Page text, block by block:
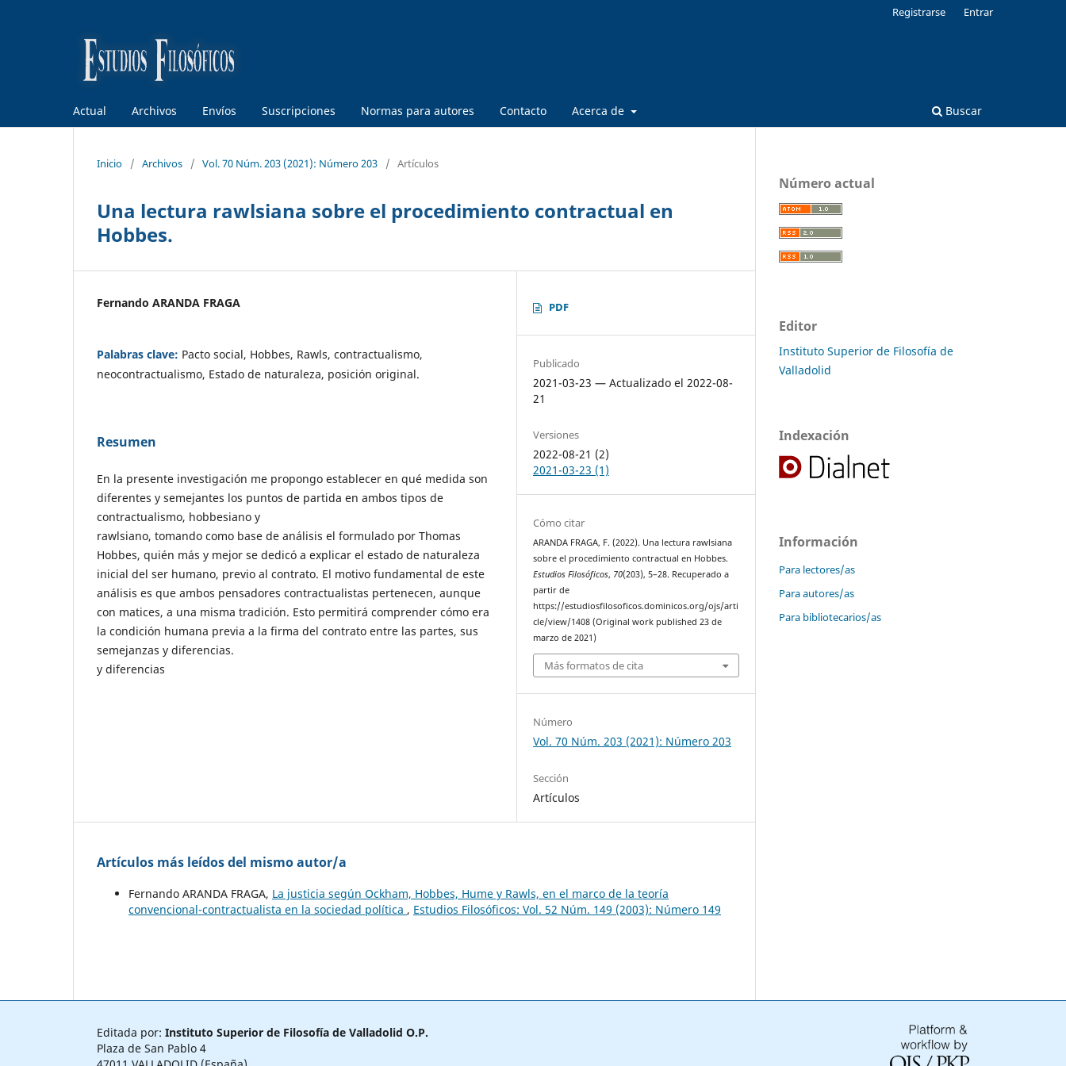
Actual Archivos Envíos Suscripciones Normas para autores Contacto Acerca de Buscar
Registrarse Entrar
Inicio / Archivos / Vol. 70 Núm. 203 (2021): Número 203 / Artículos
Una lectura rawlsiana sobre el procedimiento contractual en
Hobbes.
Fernando ARANDA FRAGA
Palabras clave: Pacto social, Hobbes, Rawls, contractualismo,
neocontractualismo, Estado de naturaleza, posición original.
Resumen
En la presente investigación me propongo establecer en qué medida son
diferentes y semejantes los puntos de partida en ambos tipos de
contractualismo, hobbesiano y
rawlsiano, tomando como base de análisis el formulado por Thomas
Hobbes, quién más y mejor se dedicó a explicar el estado de naturaleza
inicial del ser humano, previo al contrato. El motivo fundamental de este
análisis es que ambos pensadores contractualistas pertenecen, aunque
con matices, a una misma tradición. Esto permitirá comprender cómo era
la condición humana previa a la firma del contrato entre las partes, sus
semejanzas y diferencias.
y diferencias
PDF
Publicado
2021-03-23 — Actualizado el 2022-08-
21
Versiones
2022-08-21 (2)
2021-03-23 (1)
Cómo citar
ARANDA FRAGA, F. (2022). Una lectura rawlsiana
sobre el procedimiento contractual en Hobbes.
Estudios Filosóficos, 70(203), 5–28. Recuperado a
partir de
https://estudiosfilosoficos.dominicos.org/ojs/arti
cle/view/1408 (Original work published 23 de
marzo de 2021)
Más formatos de cita
Número
Vol. 70 Núm. 203 (2021): Número 203
Sección
Artículos
Artículos más leídos del mismo autor/a
Fernando ARANDA FRAGA, La justicia según Ockham, Hobbes, Hume y Rawls, en el marco de la teoría
convencional-contractualista en la sociedad política , Estudios Filosóficos: Vol. 52 Núm. 149 (2003): Número 149
Número actual
Editor
Instituto Superior de Filosofía de
Valladolid
Indexación
Información
Para lectores/as
Para autores/as
Para bibliotecarios/as
Editada por: Instituto Superior de Filosofía de Valladolid O.P.
Plaza de San Pablo 4